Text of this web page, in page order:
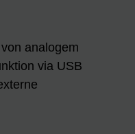
analogem
via USB